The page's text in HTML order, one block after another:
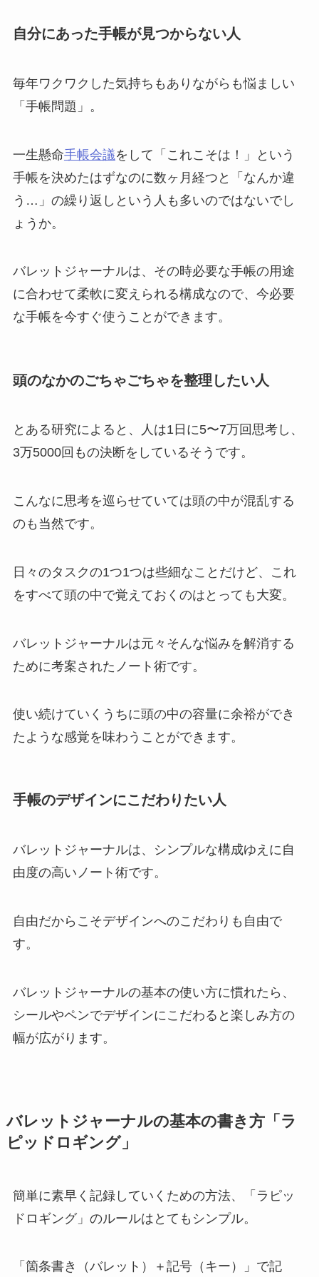
自分にあった手帳が見つからない人
毎年ワクワクした気持ちもありながらも悩ましい
「手帳問題」。
一生懸命手帳会議をして「これこそは！」という
手帳を決めたはずなのに数ヶ月経つと「なんか違
う…」の繰り返しという人も多いのではないでし
ょうか。
バレットジャーナルは、その時必要な手帳の用途
に合わせて柔軟に変えられる構成なので、今必要
な手帳を今すぐ使うことができます。
頭のなかのごちゃごちゃを整理したい人
とある研究によると、人は1日に5〜7万回思考し、
3万5000回もの決断をしているそうです。
こんなに思考を巡らせていては頭の中が混乱する
のも当然です。
日々のタスクの1つ1つは些細なことだけど、これ
をすべて頭の中で覚えておくのはとっても大変。
バレットジャーナルは元々そんな悩みを解消する
ために考案されたノート術です。
使い続けていくうちに頭の中の容量に余裕ができ
たような感覚を味わうことができます。
手帳のデザインにこだわりたい人
バレットジャーナルは、シンプルな構成ゆえに自
由度の高いノート術です。
自由だからこそデザインへのこだわりも自由で
す。
バレットジャーナルの基本の使い方に慣れたら、
シールやペンでデザインにこだわると楽しみ方の
幅が広がります。
バレットジャーナルの基本の書き方「ラ
ピッドロギング」
簡単に素早く記録していくための方法、「ラピッ
ドロギング」のルールはとてもシンプル。
「箇条書き（バレット）＋記号（キー）」で記